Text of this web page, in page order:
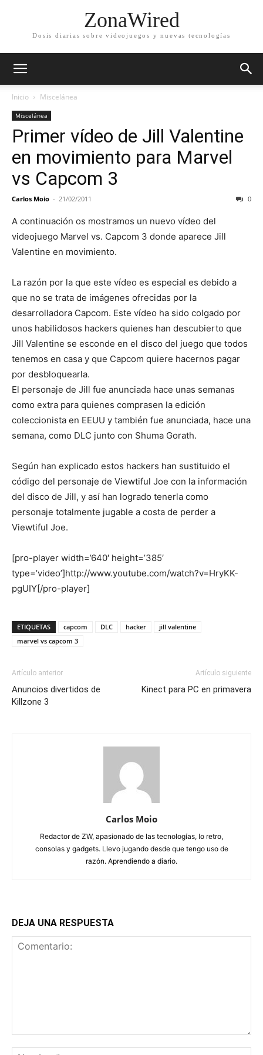
ZonaWired
Dosis diarias sobre videojuegos y nuevas tecnologías
Inicio Miscelánea
Miscelánea
Primer vídeo de Jill Valentine
en movimiento para Marvel
vs Capcom 3
Carlos Moio - 21/02/2011 0
A continuación os mostramos un nuevo vídeo del
videojuego Marvel vs. Capcom 3 donde aparece Jill
Valentine en movimiento.
La razón por la que este vídeo es especial es debido a
que no se trata de imágenes ofrecidas por la
desarrolladora Capcom. Este vídeo ha sido colgado por
unos habilidosos hackers quienes han descubierto que
Jill Valentine se esconde en el disco del juego que todos
tenemos en casa y que Capcom quiere hacernos pagar
por desbloquearla.
El personaje de Jill fue anunciada hace unas semanas
como extra para quienes comprasen la edición
coleccionista en EEUU y también fue anunciada, hace una
semana, como DLC junto con Shuma Gorath.
Según han explicado estos hackers han sustituido el
código del personaje de Viewtiful Joe con la información
del disco de Jill, y así han logrado tenerla como
personaje totalmente jugable a costa de perder a
Viewtiful Joe.
[pro-player width=’640′ height=’385′
type=’video’]http://www.youtube.com/watch?v=HryKK-
pgUIY[/pro-player]
ETIQUETAS capcom DLC hacker
jill valentine
marvel vs capcom 3
Artículo anterior
Anuncios divertidos de
Killzone 3
Artículo siguiente
Kinect para PC en primavera
Carlos Moio
Redactor de ZW, apasionado de las tecnologías, lo retro,
consolas y gadgets. Llevo jugando desde que tengo uso de
razón. Aprendiendo a diario.
DEJA UNA RESPUESTA